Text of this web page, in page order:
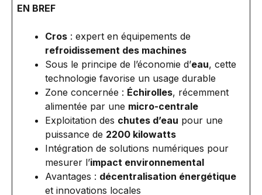
EN BREF
Cros : expert en équipements de
refroidissement des machines
Sous le principe de l’économie d’eau, cette
technologie favorise un usage durable
Zone concernée : Échirolles, récemment
alimentée par une micro-centrale
Exploitation des chutes d’eau pour une
puissance de 2200 kilowatts
Intégration de solutions numériques pour
mesurer l’impact environnemental
Avantages : décentralisation énergétique
et innovations locales